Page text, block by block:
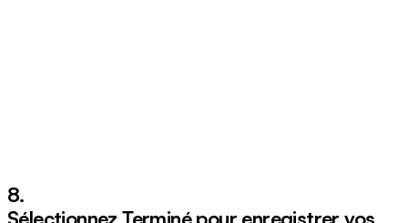
8.
SélectionnezTerminépour enregistrer vos